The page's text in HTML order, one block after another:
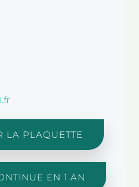
LA PLAQUETTE
EN 1 AN